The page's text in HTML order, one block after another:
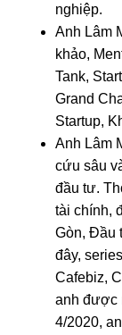
nghiệp.
Anh Lâm
khảo,
Tank,
Grand
Startup,
Anh Lâm
cứu sâu
đầu tư.
tài chính,
Gòn, Đầu
đây,
Cafebiz,
anh được
4/2020,